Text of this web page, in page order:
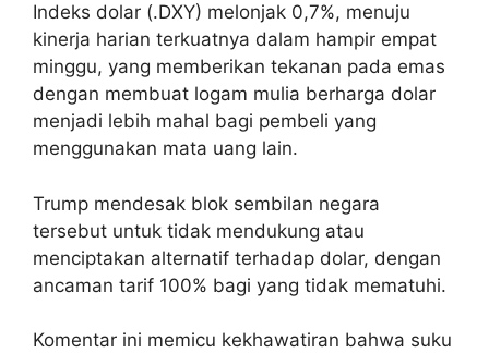
Indeks dolar (.DXY) melonjak 0,7%, menuju
kinerja harian terkuatnya dalam hampir empat
minggu, yang memberikan tekanan pada emas
dengan membuat logam mulia berharga dolar
menjadi lebih mahal bagi pembeli yang
menggunakan mata uang lain.
Trump mendesak blok sembilan negara
tersebut untuk tidak mendukung atau
menciptakan alternatif terhadap dolar, dengan
ancaman tarif 100% bagi yang tidak mematuhi.
Komentar ini memicu kekhawatiran bahwa suku